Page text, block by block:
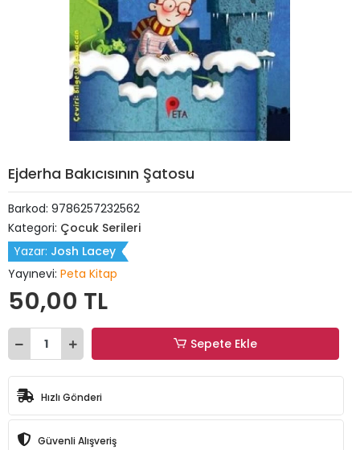
Ejderha Bakıcısının Şatosu
Barkod: 9786257232562
Kategori: Çocuk Serileri
Yazar: Josh Lacey
Yayınevi: Peta Kitap
50,00 TL
Sepete Ekle
Hızlı Gönderi
Güvenli Alışveriş